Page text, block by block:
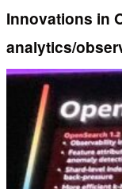
Innovations in
analytics/